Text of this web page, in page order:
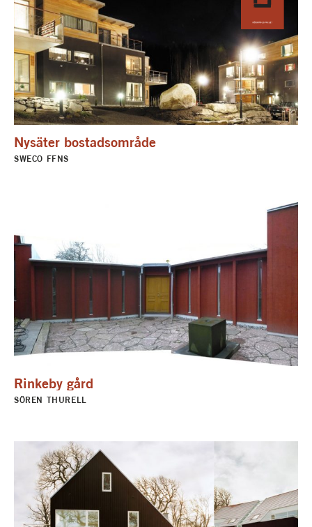
Nysäter bostadsområde
SWECO FFNS
Rinkeby gård
SÖREN THURELL